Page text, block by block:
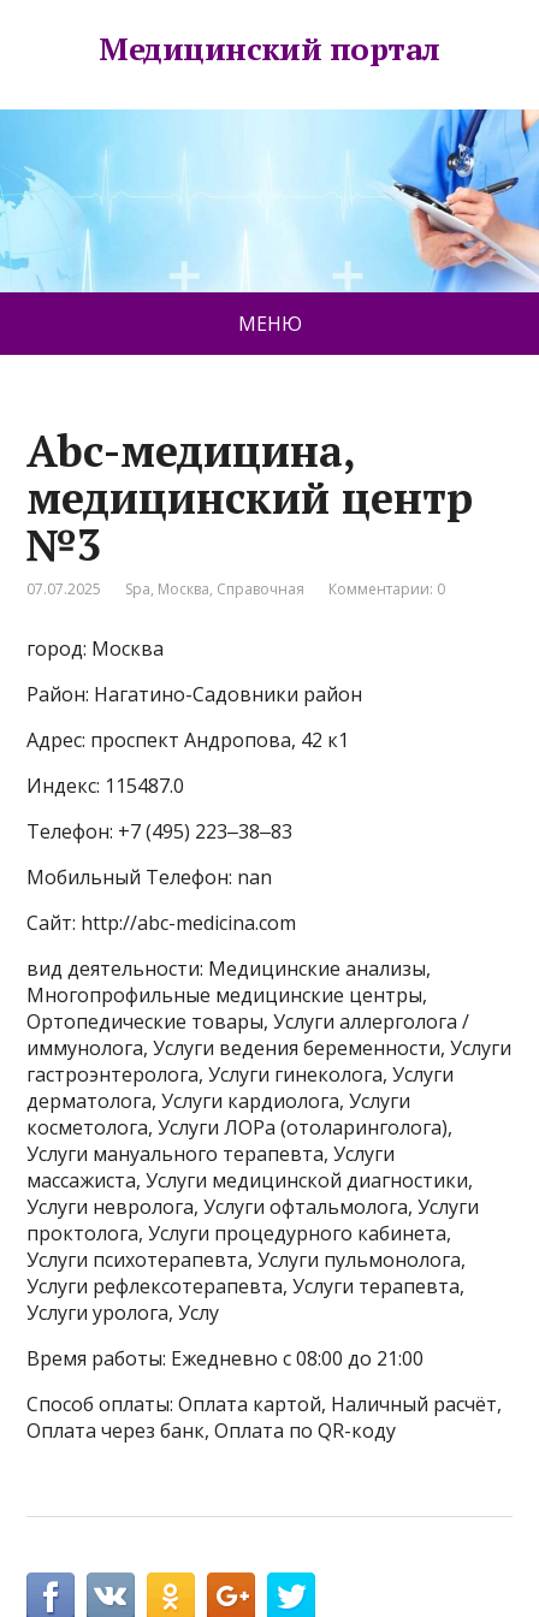
Медицинский портал
МЕНЮ
Abc-медицина,
медицинский центр
№3
07.07.2025 Spa, Москва, Справочная Комментарии: 0
город: Москва
Район: Нагатино-Садовники район
Адрес: проспект Андропова, 42 к1
Индекс: 115487.0
Телефон: +7 (495) 223‒38‒83
Мобильный Телефон: nan
Сайт: http://abc-medicina.com
вид деятельности: Медицинские анализы,
Многопрофильные медицинские центры,
Ортопедические товары, Услуги аллерголога /
иммунолога, Услуги ведения беременности, Услуги
гастроэнтеролога, Услуги гинеколога, Услуги
дерматолога, Услуги кардиолога, Услуги
косметолога, Услуги ЛОРа (отоларинголога),
Услуги мануального терапевта, Услуги
массажиста, Услуги медицинской диагностики,
Услуги невролога, Услуги офтальмолога, Услуги
проктолога, Услуги процедурного кабинета,
Услуги психотерапевта, Услуги пульмонолога,
Услуги рефлексотерапевта, Услуги терапевта,
Услуги уролога, Услу
Время работы: Ежедневно с 08:00 до 21:00
Способ оплаты: Оплата картой, Наличный расчёт,
Оплата через банк, Оплата по QR-коду